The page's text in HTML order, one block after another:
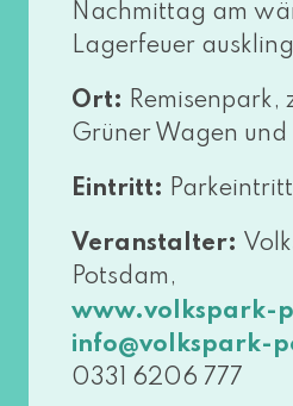
Nachmittag am
Lagerfeuer
Ort: Remisenpark,
Grüner Wagen
Eintritt: Parkeintritt
Veranstalter:
Potsdam,
www​.volks​park​-
info@​volkspark-​
0331 6206 777